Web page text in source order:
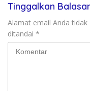
Tinggalkan
Alamat email Anda tidak
ditandai *